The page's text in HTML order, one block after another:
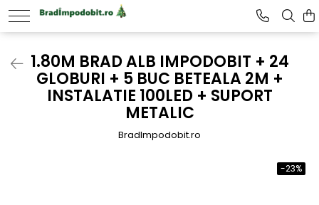
1.80M BRAD ALB IMPODOBIT + 24
GLOBURI + 5 BUC BETEALA 2M +
INSTALATIE 100LED + SUPORT
METALIC
BradImpodobit.ro
-23%